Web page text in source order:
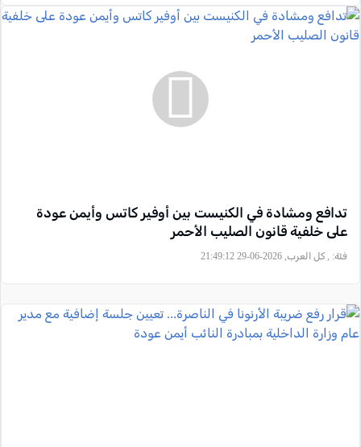
تدافع ومشادة في الكنيست بين أوفير كاتس وأيمن عودة
على خلفية قانون الصليب الأحمر
فئة: , كل العرب, 2026-06-29 21:49:12